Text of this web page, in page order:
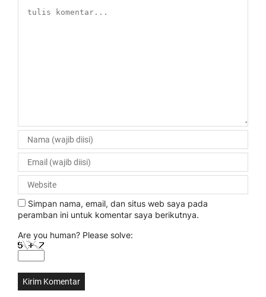
Simpan nama, email, dan situs web saya pada
peramban ini untuk komentar saya berikutnya.
Are you human? Please solve: